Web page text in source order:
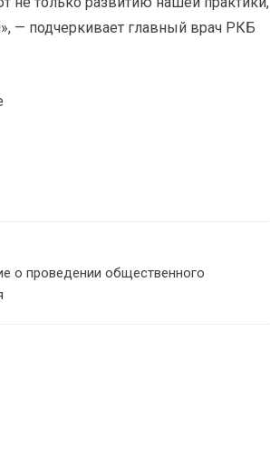
— подчеркивает главный врач РКБ
о проведении общественного